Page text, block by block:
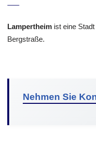
Lampertheim ist eine
Bergstraße.
Nehmen Sie